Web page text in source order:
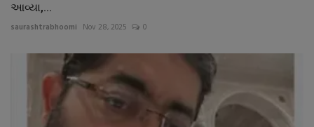
આવ્યા,...
saurashtrabhoomi Nov 28, 2025 0